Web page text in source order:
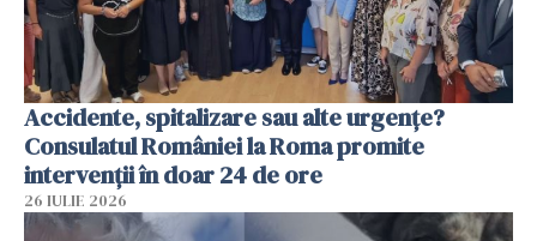
Accidente, spitalizare sau alte urgențe?
Consulatul României la Roma promite
intervenții în doar 24 de ore
26 IULIE 2026